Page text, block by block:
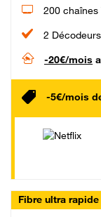
200 chaînes
2
-20€/mois
-5€/mois
Fibre ultra rapide